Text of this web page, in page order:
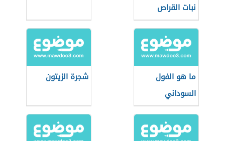
نبات القراص
ما هو الفول
السوداني
شجرة الزيتون